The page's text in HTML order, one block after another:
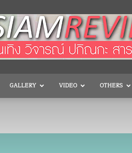
GALLERY VIDEO OTHERS